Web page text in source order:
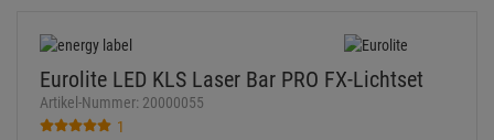
Eurolite LED KLS Laser Bar PRO FX-Lichtset
Artikel-Nummer: 20000055
1